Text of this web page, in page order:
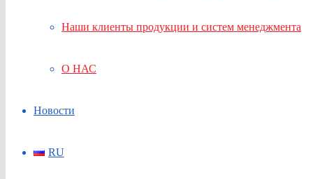
Наши клиенты продукции и систем менеджмента
О НАС
Новости
RU